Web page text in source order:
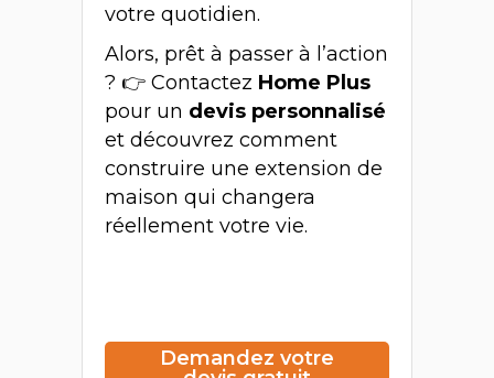
votre quotidien.
Alors, prêt à passer à l’action
? 👉 Contactez Home Plus
pour un devis personnalisé
et découvrez comment
construire une extension de
maison qui changera
réellement votre vie.
Demandez votre